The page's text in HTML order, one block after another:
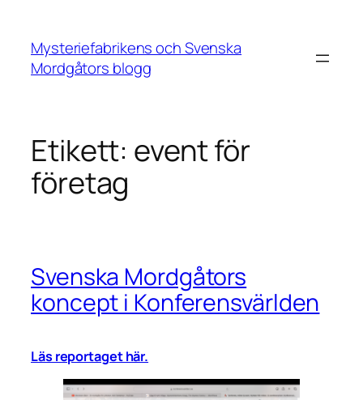
innehåll
Mysteriefabrikens och Svenska
Mordgåtors blogg
Etikett: event för
företag
Svenska Mordgåtors
koncept i Konferensvärlden
Läs reportaget här.